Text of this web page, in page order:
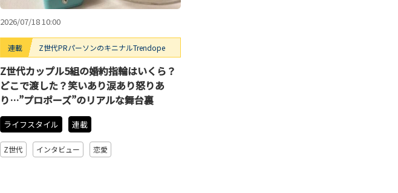
2026/07/18 10:00
連載 Z世代PRパーソンのキニナルTrendope
Z世代カップル5組の婚約指輪はいくら？
どこで渡した？笑いあり涙あり怒りあ
り…”プロポーズ”のリアルな舞台裏
ライフスタイル 連載
Z世代 インタビュー 恋愛